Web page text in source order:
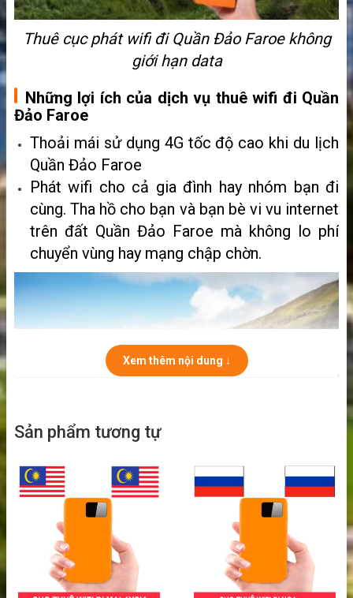
Thuê cục phát wifi đi Quần Đảo Faroe không
giới hạn data
Những lợi ích của dịch vụ thuê wifi đi Quần
Đảo Faroe
Thoải mái sử dụng 4G tốc độ cao khi du lịch
Quần Đảo Faroe
Phát wifi cho cả gia đình hay nhóm bạn đi
cùng. Tha hồ cho bạn và bạn bè vi vu internet
trên đất Quần Đảo Faroe mà không lo phí
chuyển vùng hay mạng chập chờn.
Thuê cục phát wifi tại Quần Đảo Faroe phát
Pin cực khỏe, khi sạc đầy có thể dùng đến
Xem thêm nội dung ↓
Sản phẩm tương tự